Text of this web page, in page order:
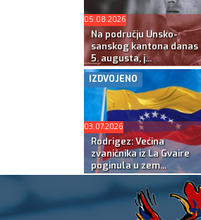
05.08.2026
Na području Unsko-
sanskog kantona danas
5. augusta, j...
IZDVOJENO
03.07.2026
Rodrigez: Većina
zvaničnika iz La Gvaire
poginula u zem...